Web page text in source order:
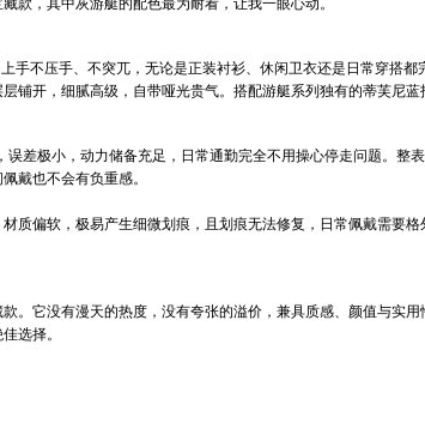
款，其中灰游艇的配色最为耐看，让我一眼心动。
手不压手、不突兀，无论是正装衬衫、休闲卫衣还是日常穿搭
铺开，细腻高级，自带哑光贵气。搭配游艇系列独有的蒂芙尼
差极小，动力储备充足，日常通勤完全不用操心停走问题。整
戴也不会有负重感。
质偏软，极易产生细微划痕，且划痕无法修复，日常佩戴需要
。它没有漫天的热度，没有夸张的溢价，兼具质感、颜值与实
选择。